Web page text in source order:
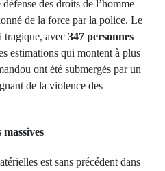
des droits de l’homme
de la force par la police. Le
tragique, avec 347 personnes
estimations qui montent à plus
ont été submergés par un
de la violence des
est sans précédent dans